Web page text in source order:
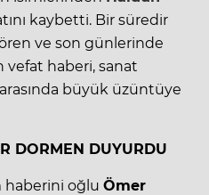
kaybetti. Bir süredir
ve son günlerinde
vefat haberi, sanat
büyük üzüntüye
DORMEN DUYURDU
haberini oğlu Ömer